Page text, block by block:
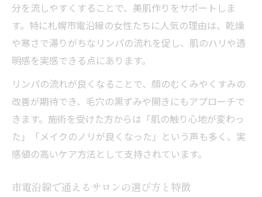
毛穴洗浄とリンパケアの相乗効果を徹底解
説
韓国式3D毛穴洗浄との違いと組み合わせ方
リンパマッサージで毛穴の開きを予防する
方法
美容クリニック併設サロンのリンパ施術の
特徴
乾燥季節も安心美肌作りの新常識とは
理由
分を流しやすくすることで、美肌作りをサポートしま
す。特に札幌市電沿線の女性たちに人気の理由は、乾燥
や寒さで滞りがちなリンパの流れを促し、肌のハリや透
明感を実感できる点にあります。
リンパの流れが良くなることで、顔のむくみやくすみの
改善が期待でき、毛穴の黒ずみや開きにもアプローチで
きます。施術を受けた方からは「肌の触り心地が変わっ
た」「メイクのノリが良くなった」という声も多く、実
感値の高いケア方法として支持されています。
市電沿線で通えるサロンの選び方と特徴